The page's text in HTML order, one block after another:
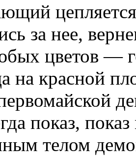
за нее,
цветов —
на красной
показ,
телом